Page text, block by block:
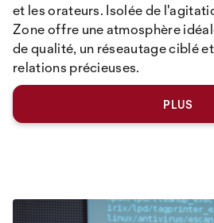
et les orateurs. Isolée de
Zone offre une atmosphère
de qualité, un réseautage ciblé
relations précieuses.
PLUS